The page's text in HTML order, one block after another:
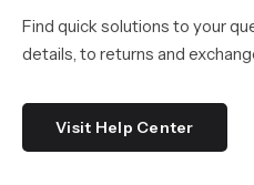
Find quick solutions to your
details, to returns and
Visit Help Center